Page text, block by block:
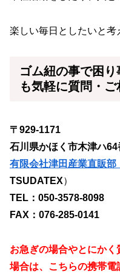
楽しい毎日としたいと考
ゴム紐の事で困り
も気軽に質問・ご
〒929-1171
石川県かほく市木津ハ64
有限会社津田産業直販部
TSUDATEX）
TEL：050-3578-8098
FAX：076-285-0141
お急ぎの場合やとにか
場合は、こちらの携帯電